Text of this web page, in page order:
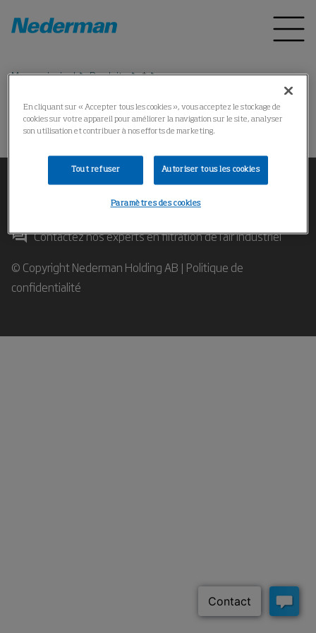
Menu principal Produits *
Impossible de trouver le produit
Contactez nos experts en filtration de l'air industriel
© Copyright Nederman Holding AB | Politique de
confidentialité
En cliquant sur « Accepter tous les cookies », vous acceptez le stockage de
cookies sur votre appareil pour améliorer la navigation sur le site, analyser
son utilisation et contribuer à nos efforts de marketing.
Tout refuser Autoriser tous les cookies
Paramètres des cookies